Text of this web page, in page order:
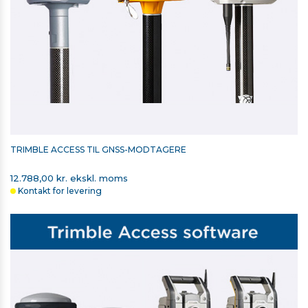
TRIMBLE RADIOMODUL 2,4 GHZ TIL
T7/TSC5/TSC510/TSC7/TSC710/T110
11.588,00 kr. ekskl. moms
På lager
TRIMBLE ACCESS TIL GNSS-MODTAGERE
12.788,00 kr. ekskl. moms
Kontakt for levering